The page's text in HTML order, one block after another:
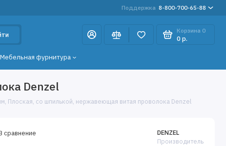
Поддержка 8-800-700-65-88
Корзина 0
0 р.
фурнитура
Denzel
Плоская, со шпилькой, нержавеющая витая проволока Denzel
DENZEL
Производитель
сравнение